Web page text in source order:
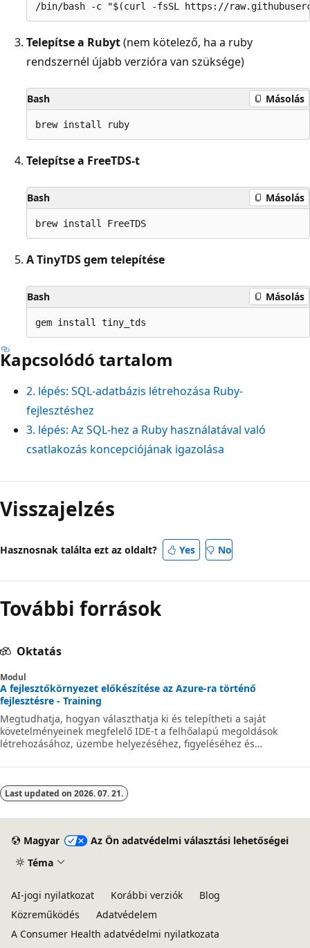
Telepítse a Rubyt(nem kötelező, ha a ruby
rendszernél újabb verzióra van szüksége)
Bash Másolás
Telepítse a FreeTDS-t
Bash Másolás
A TinyTDS gem telepítése
Bash Másolás
Kapcsolódó tartalom
2. lépés: SQL-adatbázis létrehozása Ruby-
fejlesztéshez
3. lépés: Az SQL-hez a Ruby használatával való
csatlakozás koncepciójának igazolása
Olvasási
mód
letiltva
Visszajelzés
Hasznosnak találta ezt az oldalt? Yes No
További források
Oktatás
Modul
A fejlesztőkörnyezet előkészítése az Azure-ra történő
fejlesztésre - Training
Megtudhatja, hogyan választhatja ki és telepítheti a saját
követelményeinek megfelelő IDE-t a felhőalapú megoldások
létrehozásához, üzembe helyezéséhez, figyeléséhez és
Last updated on 2026. 07. 21.
Magyar
Az Ön adatvédelmi választási lehetőségei
Téma
AI-jogi nyilatkozat Korábbi verziók
Blog
Közreműködés
Adatvédelem
A Consumer Health adatvédelmi nyilatkozata